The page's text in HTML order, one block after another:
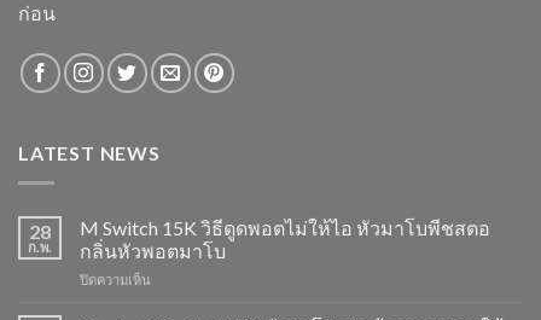
ก่อน
LATEST NEWS
28
ก.พ.
M Switch 15K วิธีดูดพอตไม่ให้ไอ หัวมาโบพีชสตอ
กลิ่นหัวพอตมาโบ
ปิดความเห็น